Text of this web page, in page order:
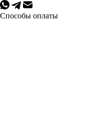
Способы оплаты